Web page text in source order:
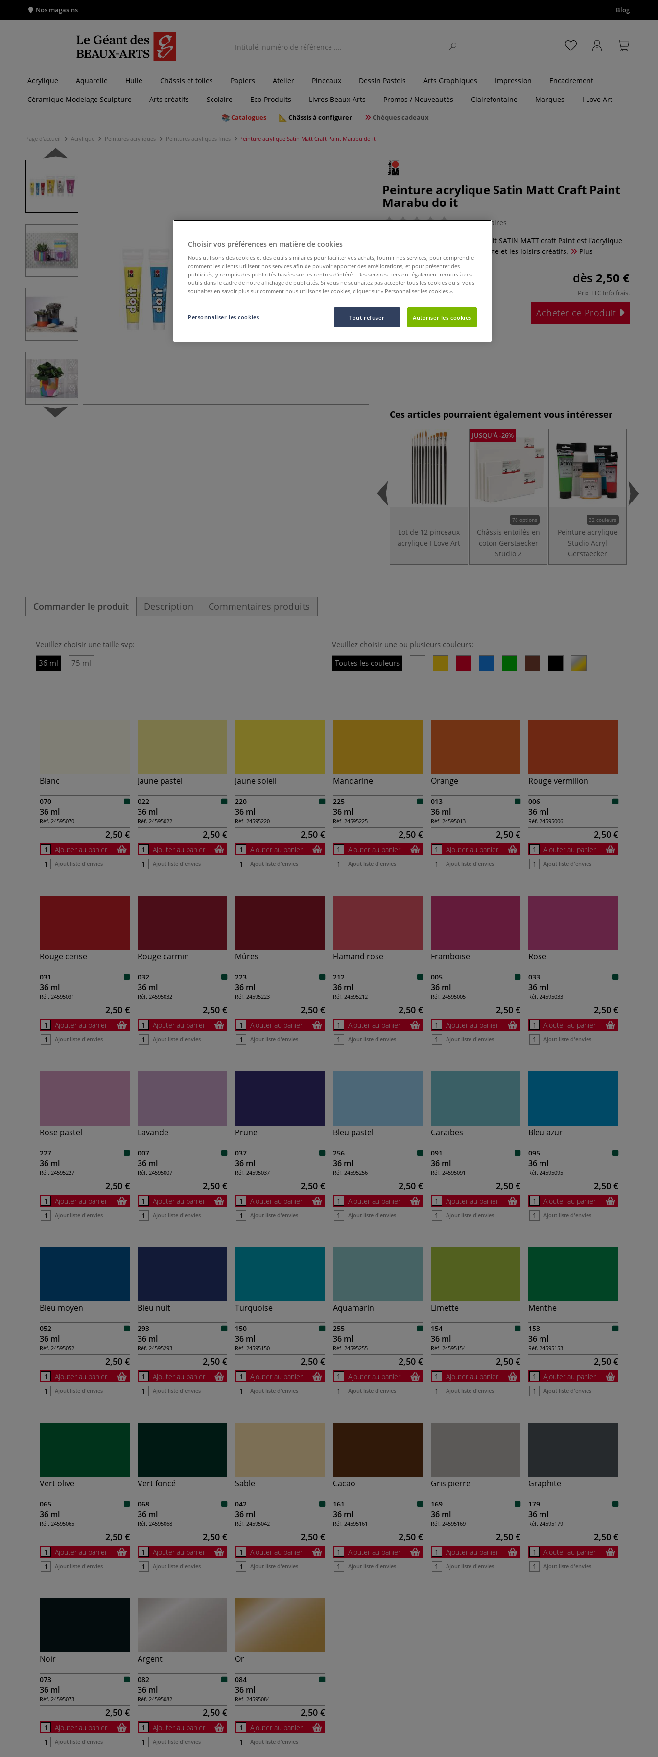
Nos magasins Blog
Acrylique Aquarelle Huile Châssis et toiles Papiers Atelier Pinceaux Dessin Pastels Arts Graphiques Impression
Encadrement
Céramique Modelage Sculpture
Arts créatifs Scolaire Eco-Produits Livres Beaux-Arts Promos / Nouveautés Clairefontaine Marques I Love Art
Catalogues Châssis à configurer Chèques cadeaux
Page d'accueil Acrylique Peintures acryliques Peintures acryliques fines Peinture acrylique Satin Matt Craft Paint Marabu do it
Peinture acrylique Satin Matt Craft Paint
Marabu do it
0 Commentaires
La peinture acrylique Marabu do it SATIN MATT craft Paint est l'acrylique
idéale pour les projets de bricolage et les loisirs créatifs.
Plus
dès 2,50 €
Prix TTC Info frais.
Acheter ce Produit
Ces articles pourraient également vous intéresser
Lot de 12 pinceaux
acrylique I Love Art
JUSQU'À -26%
78 options
Châssis entoilés en
coton Gerstaecker
Studio 2
32 couleurs
Peinture acrylique
Studio Acryl
Gerstaecker
Commander le produit Description Commentaires produits
Veuillez choisir une taille svp:
36 ml
75 ml
Veuillez choisir une ou plusieurs couleurs:
Toutes les couleurs
Blanc
070
36 ml
Réf. 24595070
2,50 €
Ajouter au panier
Ajout liste d'envies
Jaune pastel
022
36 ml
Réf. 24595022
2,50 €
Ajouter au panier
Ajout liste d'envies
Jaune soleil
220
36 ml
Réf. 24595220
2,50 €
Ajouter au panier
Ajout liste d'envies
Mandarine
225
36 ml
Réf. 24595225
2,50 €
Ajouter au panier
Ajout liste d'envies
Orange
013
36 ml
Réf. 24595013
2,50 €
Ajouter au panier
Ajout liste d'envies
Rouge vermillon
006
36 ml
Réf. 24595006
2,50 €
Ajouter au panier
Ajout liste d'envies
Rouge cerise
031
36 ml
Réf. 24595031
2,50 €
Ajouter au panier
Ajout liste d'envies
Rouge carmin
032
36 ml
Réf. 24595032
2,50 €
Ajouter au panier
Ajout liste d'envies
Mûres
223
36 ml
Réf. 24595223
2,50 €
Ajouter au panier
Ajout liste d'envies
Flamand rose
212
36 ml
Réf. 24595212
2,50 €
Ajouter au panier
Ajout liste d'envies
Framboise
005
36 ml
Réf. 24595005
2,50 €
Ajouter au panier
Ajout liste d'envies
Rose
033
36 ml
Réf. 24595033
2,50 €
Ajouter au panier
Ajout liste d'envies
Rose pastel
227
36 ml
Réf. 24595227
2,50 €
Ajouter au panier
Ajout liste d'envies
Lavande
007
36 ml
Réf. 24595007
2,50 €
Ajouter au panier
Ajout liste d'envies
Prune
037
36 ml
Réf. 24595037
2,50 €
Ajouter au panier
Ajout liste d'envies
Bleu pastel
256
36 ml
Réf. 24595256
2,50 €
Ajouter au panier
Ajout liste d'envies
Caraïbes
091
36 ml
Réf. 24595091
2,50 €
Ajouter au panier
Ajout liste d'envies
Bleu azur
095
36 ml
Réf. 24595095
2,50 €
Ajouter au panier
Ajout liste d'envies
Bleu moyen
052
36 ml
Réf. 24595052
2,50 €
Ajouter au panier
Ajout liste d'envies
Bleu nuit
293
36 ml
Réf. 24595293
2,50 €
Ajouter au panier
Ajout liste d'envies
Turquoise
150
36 ml
Réf. 24595150
2,50 €
Ajouter au panier
Ajout liste d'envies
Aquamarin
255
36 ml
Réf. 24595255
2,50 €
Ajouter au panier
Ajout liste d'envies
Limette
154
36 ml
Réf. 24595154
2,50 €
Ajouter au panier
Ajout liste d'envies
Menthe
153
36 ml
Réf. 24595153
2,50 €
Ajouter au panier
Ajout liste d'envies
Vert olive
065
36 ml
Réf. 24595065
2,50 €
Ajouter au panier
Ajout liste d'envies
Vert foncé
068
36 ml
Réf. 24595068
2,50 €
Ajouter au panier
Ajout liste d'envies
Sable
042
36 ml
Réf. 24595042
2,50 €
Ajouter au panier
Ajout liste d'envies
Cacao
161
36 ml
Réf. 24595161
2,50 €
Ajouter au panier
Ajout liste d'envies
Gris pierre
169
36 ml
Réf. 24595169
2,50 €
Ajouter au panier
Ajout liste d'envies
Graphite
179
36 ml
Réf. 24595179
2,50 €
Ajouter au panier
Ajout liste d'envies
Noir
073
36 ml
Réf. 24595073
2,50 €
Ajouter au panier
Ajout liste d'envies
Argent
082
36 ml
Réf. 24595082
2,50 €
Ajouter au panier
Ajout liste d'envies
Or
084
36 ml
Réf. 24595084
2,50 €
Ajouter au panier
Ajout liste d'envies
Choisir vos préférences en matière de cookies
Nous utilisons des cookies et des outils similaires pour faciliter vos achats, fournir nos services, pour comprendre
comment les clients utilisent nos services afin de pouvoir apporter des améliorations, et pour présenter des
publicités, y compris des publicités basées sur les centres d’intérêt. Des services tiers ont également recours à ces
outils dans le cadre de notre affichage de publicités. Si vous ne souhaitez pas accepter tous les cookies ou si vous
souhaitez en savoir plus sur comment nous utilisons les cookies, cliquer sur « Personnaliser les cookies ».
Tout refuser Autoriser les cookies
Personnaliser les cookies